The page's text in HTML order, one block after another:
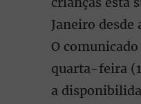
Janeiro
O
quarta-feira
a